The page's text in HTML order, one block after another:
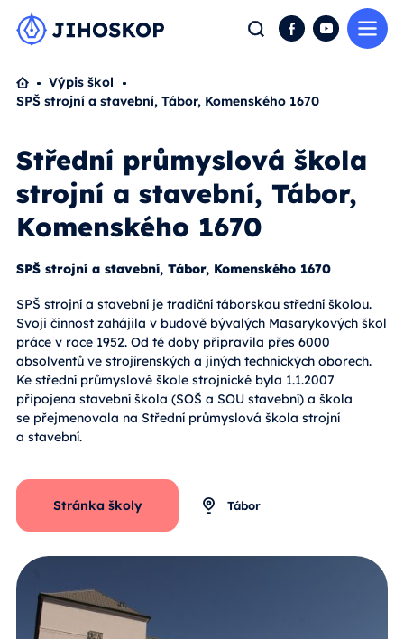
Hledat FacebookYouTube
Domů
Výpis škol
SPŠ strojní a stavební, Tábor, Komenského 1670
Střední průmyslová škola
strojní a stavební, Tábor,
Komenského 1670
SPŠ strojní a stavební, Tábor, Komenského 1670
SPŠ strojní a stavební je tradiční táborskou střední školou.
Svoji činnost zahájila v budově bývalých Masarykových škol
práce v roce 1952. Od té doby připravila přes 6000
absolventů ve strojírenských a jiných technických oborech.
Ke střední průmyslové škole strojnické byla 1.1.2007
připojena stavební škola (SOŠ a SOU stavební) a škola
se přejmenovala na Střední průmyslová škola strojní
a stavební.
Stránka školy Tábor